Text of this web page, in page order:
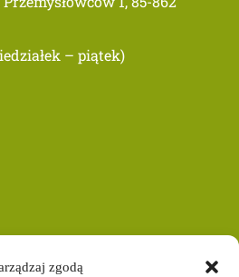
zgodą
– piątek)